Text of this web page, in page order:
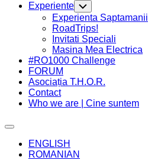
Experiente Toggle
Child
Menu
Experienta Saptamanii
RoadTrips!
Invitati Speciali
Masina Mea Electrica
#RO1000 Challenge
FORUM
Asociația T.H.O.R.
Contact
Who we are | Cine suntem
Expand
ENGLISH
ROMANIAN